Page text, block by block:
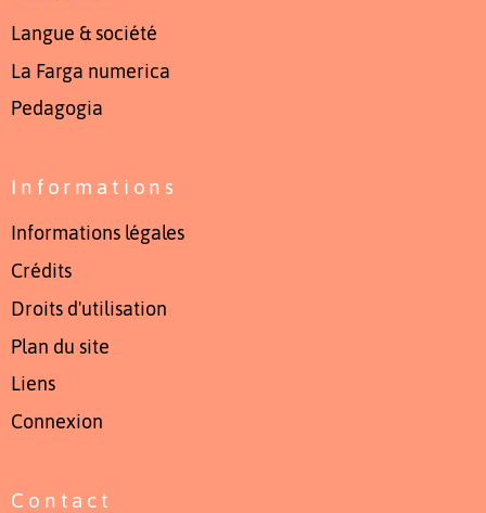
Langue & société
La Farga numerica
Pedagogia
Informations
Informations légales
Crédits
Droits d'utilisation
Plan du site
Liens
Connexion
Contact